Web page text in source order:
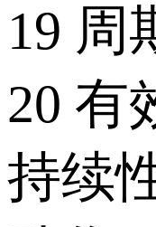
19 周
20 有
持续